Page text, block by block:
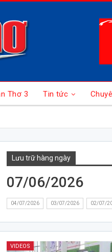
Thơ 3 Tin tức
Lưu trữ hàng ngày
07/06/2026
04/07/2026 03/07/2026 02/07/
VIDEOS